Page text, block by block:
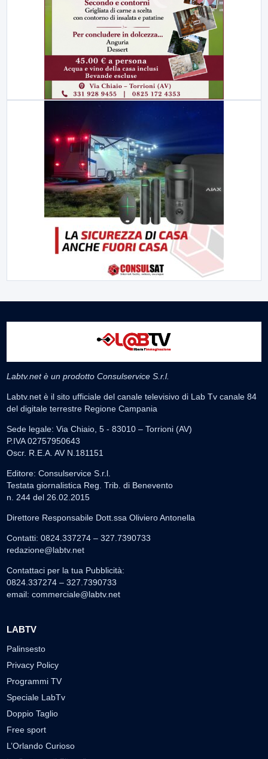
Labtv.net è un prodotto Consulservice S.r.l.
Labtv.net è il sito ufficiale del canale televisivo di Lab Tv canale 84
del digitale terrestre Regione Campania
Sede legale: Via Chiaio, 5 - 83010 – Torrioni (AV)
P.IVA 02757950643
Oscr. R.E.A. AV N.181151
Editore: Consulservice S.r.l.
Testata giornalistica Reg. Trib. di Benevento
n. 244 del 26.02.2015
Direttore Responsabile Dott.ssa Oliviero Antonella
Contatti: 0824.337274 – 327.7390733
redazione@labtv.net
Contattaci per la tua Pubblicità:
0824.337274 – 327.7390733
email: commerciale@labtv.net
LABTV
Palinsesto
Privacy Policy
Programmi TV
Speciale LabTv
Doppio Taglio
Free sport
L’Orlando Curioso